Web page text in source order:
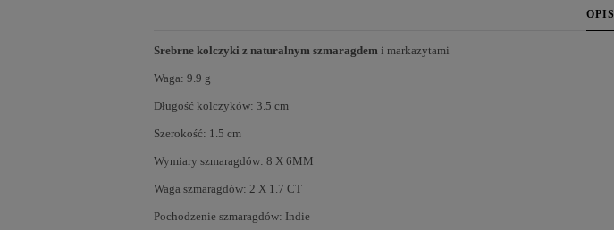
OPIS
Srebrne kolczyki z naturalnym szmaragdem i markazytami
Waga: 9.9 g
Długość kolczyków: 3.5 cm
Szerokość: 1.5 cm
Wymiary szmaragdów: 8 X 6MM
Waga szmaragdów: 2 X 1.7 CT
Pochodzenie szmaragdów: Indie